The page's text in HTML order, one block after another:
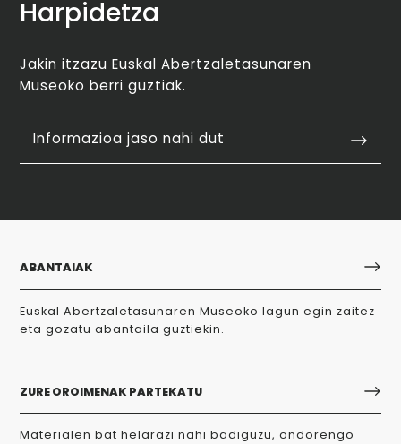
Harpidetza
Jakin itzazu Euskal Abertzaletasunaren
Museoko berri guztiak.
Informazioa jaso nahi dut
ABANTAIAK
Euskal Abertzaletasunaren Museoko lagun egin zaitez
eta gozatu abantaila guztiekin.
ZURE OROIMENAK PARTEKATU
Materialen bat helarazi nahi badiguzu, ondorengo